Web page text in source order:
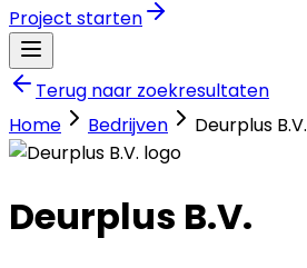
Project starten
Terug naar zoekresultaten
Home
Bedrijven Deurplus B.V.
Deurplus B.V.